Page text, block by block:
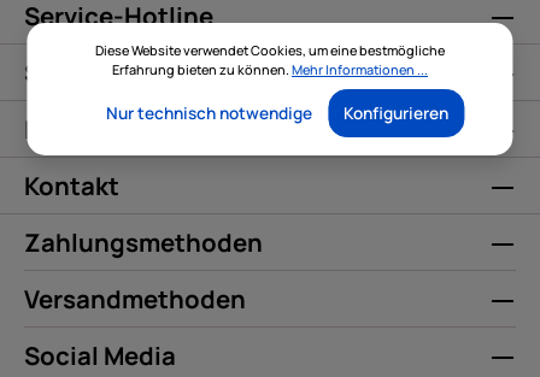
Service-Hotline
Service
Informationen
Kontakt
Zahlungsmethoden
Versandmethoden
Social Media
Diese Website verwendet Cookies, um eine bestmögliche
Erfahrung bieten zu können. Mehr Informationen ...
Nur technisch notwendige Konfigurieren